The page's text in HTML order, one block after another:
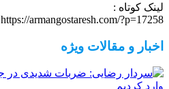
لینک کوتاه :
https://armangostaresh.com/?p=17258
اخبار و مقالات ویژه